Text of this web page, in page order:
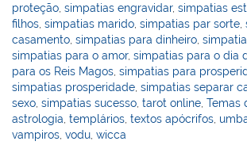
proteção,simpatias engravidar,simpatias
filhos,simpatias marido,simpatias par sorte,
casamento,simpatias para dinheiro,
simpatias para o amor,simpatias para o dia
para os Reis Magos,simpatias para
simpatias prosperidade,simpatias separar
sexo,simpatias sucesso,tarot online,Temas
astrologia,templários,textos apócrifos,
vampiros,vodu,wicca